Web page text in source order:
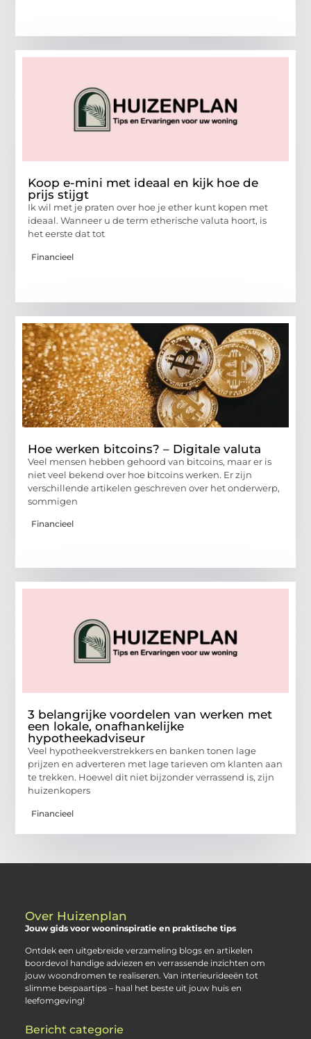
Koop e-mini met ideaal en kijk hoe de
prijs stijgt
Ik wil met je praten over hoe je ether kunt kopen met
ideaal. Wanneer u de term etherische valuta hoort, is
het eerste dat tot
Financieel
Hoe werken bitcoins? – Digitale valuta
Veel mensen hebben gehoord van bitcoins, maar er is
niet veel bekend over hoe bitcoins werken. Er zijn
verschillende artikelen geschreven over het onderwerp,
sommigen
Financieel
3 belangrijke voordelen van werken met
een lokale, onafhankelijke
hypotheekadviseur
Veel hypotheekverstrekkers en banken tonen lage
prijzen en adverteren met lage tarieven om klanten aan
te trekken. Hoewel dit niet bijzonder verrassend is, zijn
huizenkopers
Financieel
Over Huizenplan
Jouw gids voor wooninspiratie en praktische tips
Ontdek een uitgebreide verzameling blogs en artikelen
boordevol handige adviezen en verrassende inzichten om
jouw woondromen te realiseren. Van interieurideeën tot
slimme bespaartips – haal het beste uit jouw huis en
leefomgeving!
Bericht categorie